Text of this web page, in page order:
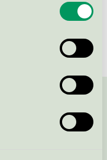
eller via formuläret: